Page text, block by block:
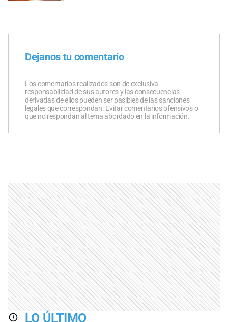
Dejanos tu comentario
Los comentarios realizados son de exclusiva
responsabilidad de sus autores y las consecuencias
derivadas de ellos pueden ser pasibles de las sanciones
legales que correspondan. Evitar comentarios ofensivos o
que no respondan al tema abordado en la información.
LO ÚLTIMO